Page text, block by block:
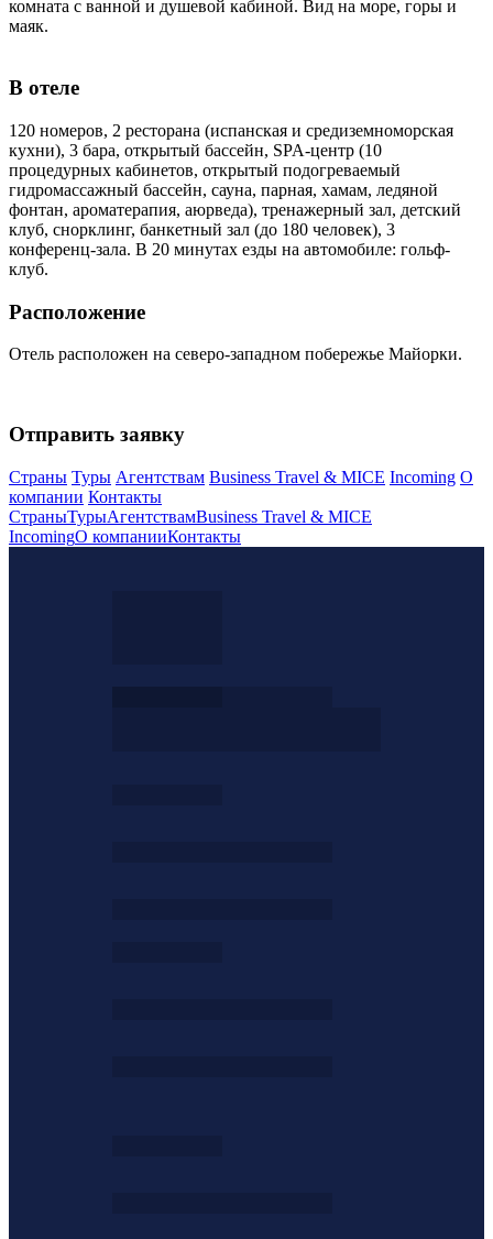
комната с ванной и душевой кабиной. Вид на море, горы и
маяк.
В отеле
120 номеров, 2 ресторана (испанская и средиземноморская
кухни), 3 бара, открытый бассейн, SPA-центр (10
процедурных кабинетов, открытый подогреваемый
гидромассажный бассейн, сауна, парная, хамам, ледяной
фонтан, ароматерапия, аюрведа), тренажерный зал, детский
клуб, снорклинг, банкетный зал (до 180 человек), 3
конференц-зала. В 20 минутах езды на автомобиле: гольф-
клуб.
Расположение
Отель расположен на северо-западном побережье Майорки.
Отправить заявку
Страны Туры Агентствам Business Travel & MICE Incoming О
компании Контакты
СтраныТурыАгентствамBusiness Travel & MICE
IncomingО компанииКонтакты